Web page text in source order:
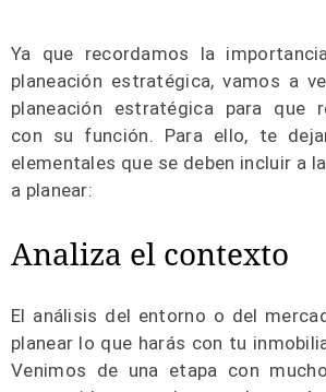
Ya que recordamos la
planeación estratégica, vamos a
planeación estratégica para que
con su función. Para ello, te
elementales que se deben incluir a
a planear:
Analiza el contexto
El análisis del entorno o del
planear lo que harás con tu
Venimos de una etapa con